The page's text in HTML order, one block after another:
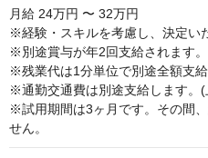
月給 24万円 〜 32万円
※経験・スキルを考慮し、決定い
※別途賞与が年2回支給されます。
※残業代は1分単位で別途全額支給
※通勤交通費は別途支給します。(
※試用期間は3ヶ月です。その間
せん。